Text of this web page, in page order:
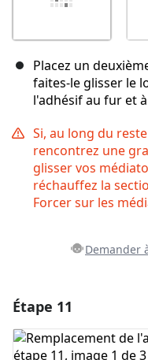
Placez un
faites-le glisser le
l'adhésif au fur et
Si, au long du
rencontrez une
glisser vos
réchauffez la
Forcer sur les
Demander
Ajouter un
Étape 11